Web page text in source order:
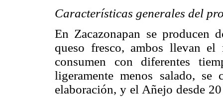
Características generales del
En Zacazonapan se
queso fresco, ambos llevan el
consumen con diferentes
ligeramente menos salado, se
elaboración, y el Añejo desde